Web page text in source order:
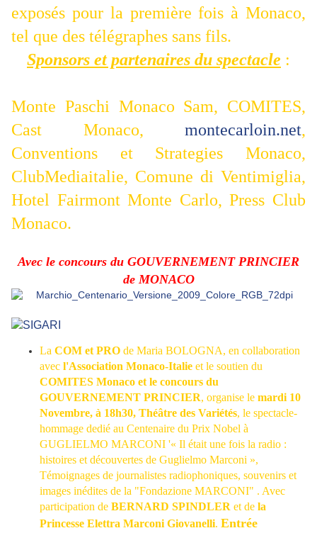
exposés pour la première fois à Monaco,
tel que des télégraphes sans fils.
Sponsors et partenaires du spectacle :
Monte Paschi Monaco Sam, COMITES,
Cast Monaco, montecarloin.net,
Conventions et Strategies Monaco,
ClubMediaitalie, Comune di Ventimiglia,
Hotel Fairmont Monte Carlo, Press Club
Monaco.
Avec le concours du GOUVERNEMENT PRINCIER
de MONACO
La COM et PRO de Maria BOLOGNA, en collaboration
avec l'Association Monaco-Italie et le soutien du
COMITES Monaco et le concours du
GOUVERNEMENT PRINCIER, organise le mardi 10
Novembre, à 18h30, Théâtre des Variétés, le spectacle-
hommage dedié au Centenaire du Prix Nobel à
GUGLIELMO MARCONI '« Il était une fois la radio :
histoires et découvertes de Guglielmo Marconi »,
Témoignages de journalistes radiophoniques, souvenirs et
images inédites de la "Fondazione MARCONI" . Avec
participation de BERNARD SPINDLER et de la
Princesse Elettra Marconi Giovanelli. Entrée